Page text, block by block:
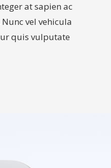
at sapien ac
vel vehicula
quis vulputate